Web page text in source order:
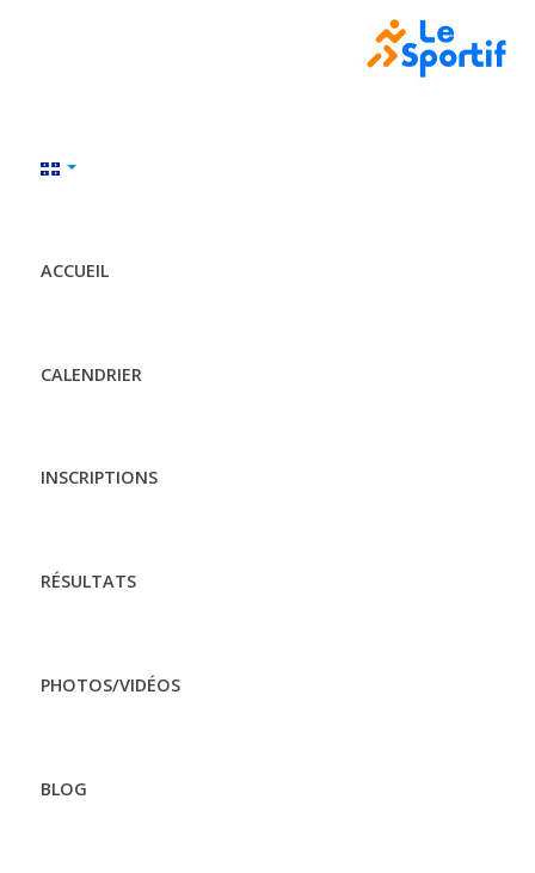
ACCUEIL
CALENDRIER
INSCRIPTIONS
RÉSULTATS
PHOTOS/VIDÉOS
BLOG